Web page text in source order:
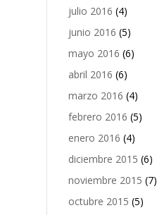
julio 2016 (4)
junio 2016 (5)
mayo 2016 (6)
abril 2016 (6)
marzo 2016 (4)
febrero 2016 (5)
enero 2016 (4)
diciembre 2015 (6)
noviembre 2015 (7)
octubre 2015 (5)